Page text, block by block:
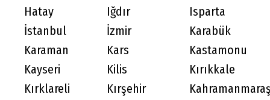
Hatay
Iğdır
Isparta
İstanbul
İzmir
Karabük
Karaman
Kars
Kastamonu
Kayseri
Kilis
Kırıkkale
Kırklareli
Kırşehir